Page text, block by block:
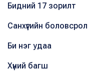
Бидний 17 зорилт
Санхүүгийн боловсрол
Би нэг удаа
Хүний багш